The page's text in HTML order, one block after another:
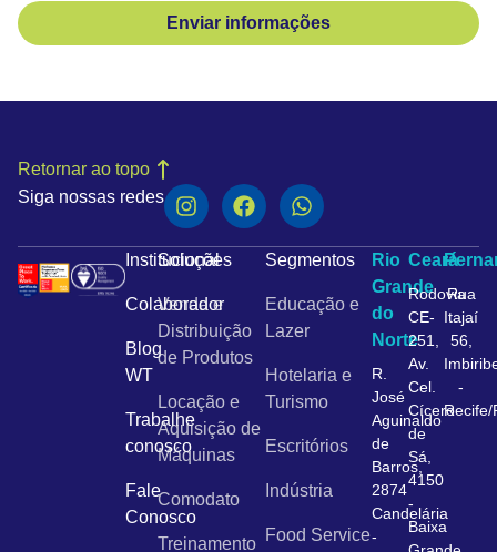
Enviar informações
Siga nossas redes
Retornar ao topo
Institucional
Colaborador
Blog
WT
Trabalhe
conosco
Fale
Conosco
Soluções
Venda e
Distribuição
de Produtos
Locação e
Aquisição de
Máquinas
Comodato
Treinamento
Segmentos
Educação e
Lazer
Hotelaria e
Turismo
Escritórios
Indústria
Food Service
Rio
Grande
do
Norte
R.
José
Aguinaldo
de
Barros,
2874
Candelária
-
Ceará
Rodovia
CE-
251,
Av.
Cel.
Cícero
de
Sá,
4150
-
Baixa
Rua
Itajaí
56,
-
Recife/